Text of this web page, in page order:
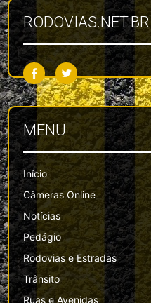
RODOVIAS.NET.BR
MENU
Início
Câmeras Online
Notícias
Pedágio
Rodovias e Estradas
Trânsito
Ruas e Avenidas